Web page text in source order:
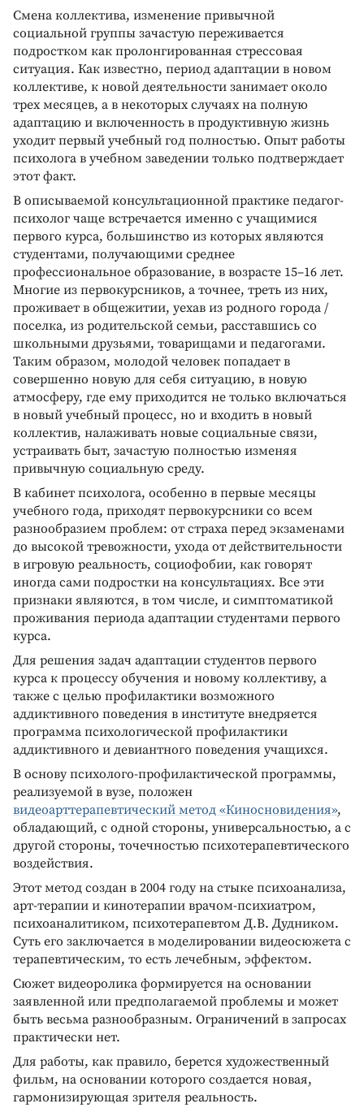
Смена коллектива, изменение привычной
социальной группы зачастую переживается
подростком как пролонгированная стрессовая
ситуация. Как известно, период адаптации в новом
коллективе, к новой деятельности занимает около
трех месяцев, а в некоторых случаях на полную
адаптацию и включенность в продуктивную жизнь
уходит первый учебный год полностью. Опыт работы
психолога в учебном заведении только подтверждает
этот факт.
В описываемой консультационной практике педагог-
психолог чаще встречается именно с учащимися
первого курса, большинство из которых являются
студентами, получающими среднее
профессиональное образование, в возрасте 15–16 лет.
Многие из первокурсников, а точнее, треть из них,
проживает в общежитии, уехав из родного города /
поселка, из родительской семьи, расставшись со
школьными друзьями, товарищами и педагогами.
Таким образом, молодой человек попадает в
совершенно новую для себя ситуацию, в новую
атмосферу, где ему приходится не только включаться
в новый учебный процесс, но и входить в новый
коллектив, налаживать новые социальные связи,
устраивать быт, зачастую полностью изменяя
привычную социальную среду.
В кабинет психолога, особенно в первые месяцы
учебного года, приходят первокурсники со всем
разнообразием проблем: от страха перед экзаменами
до высокой тревожности, ухода от действительности
в игровую реальность, социофобии, как говорят
иногда сами подростки на консультациях. Все эти
признаки являются, в том числе, и симптоматикой
проживания периода адаптации студентами первого
курса.
Для решения задач адаптации студентов первого
курса к процессу обучения и новому коллективу, а
также с целью профилактики возможного
аддиктивного поведения в институте внедряется
программа психологической профилактики
аддиктивного и девиантного поведения учащихся.
В основу психолого-профилактической программы,
реализуемой в вузе, положен
видеоарттерапевтический метод «Киносновидения»,
обладающий, с одной стороны, универсальностью, а с
другой стороны, точечностью психотерапевтического
воздействия.
Этот метод создан в 2004 году на стыке психоанализа,
арт-терапии и кинотерапии врачом-психиатром,
психоаналитиком, психотерапевтом Д.В. Дудником.
Суть его заключается в моделировании видеосюжета с
терапевтическим, то есть лечебным, эффектом.
Сюжет видеоролика формируется на основании
заявленной или предполагаемой проблемы и может
быть весьма разнообразным. Ограничений в запросах
практически нет.
Для работы, как правило, берется художественный
фильм, на основании которого создается новая,
гармонизирующая зрителя реальность.